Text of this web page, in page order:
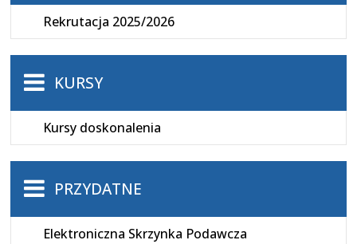
Rekrutacja 2025/2026
KURSY
Kursy doskonalenia
PRZYDATNE
Elektroniczna Skrzynka Podawcza